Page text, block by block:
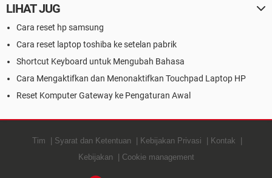
LIHAT JUG
Cara reset hp samsung
Cara reset laptop toshiba ke setelan pabrik
Shortcut Keyboard untuk Mengubah Bahasa
Cara Mengaktifkan dan Menonaktifkan Touchpad Laptop HP
Reset Komputer Gateway ke Pengaturan Awal
Tim Syarat dan Ketentuan Kebijakan Privasi
Kontak
Kebijakan
Cookie management